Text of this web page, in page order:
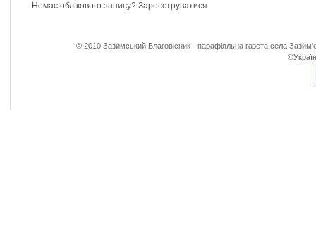
Немає облікового запису? Зареєструватися
© 2010 Зазимський Благовісник - парафіяльна газета села
©